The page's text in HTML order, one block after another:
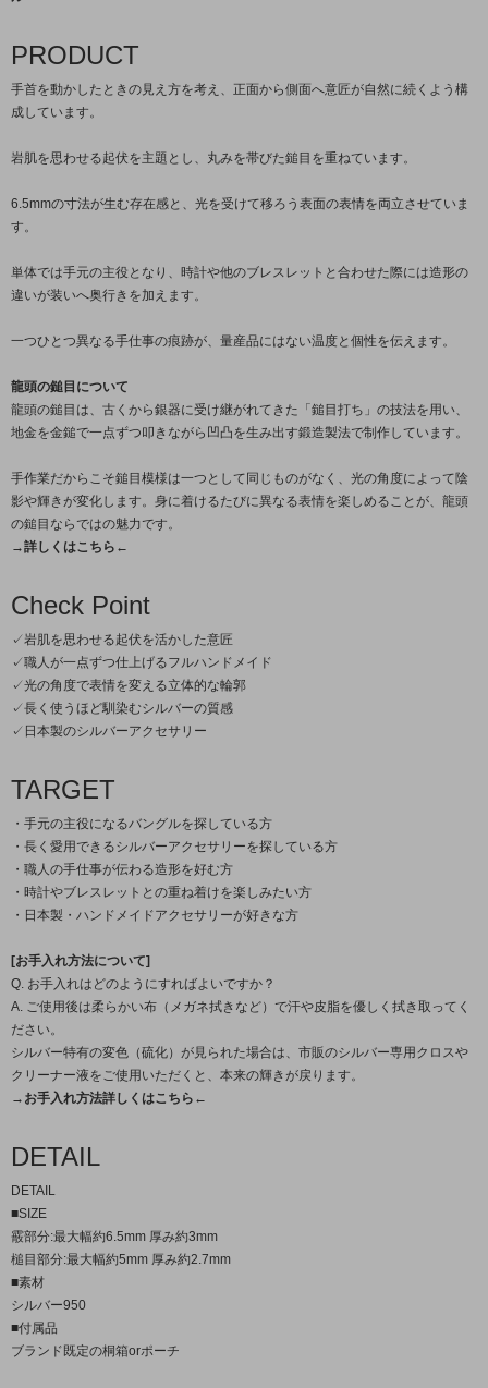
PRODUCT
手首を動かしたときの見え方を考え、正面から側面へ意匠が自然に続くよう構
成しています。
岩肌を思わせる起伏を主題とし、丸みを帯びた鎚目を重ねています。
6.5mmの寸法が生む存在感と、光を受けて移ろう表面の表情を両立させていま
す。
単体では手元の主役となり、時計や他のブレスレットと合わせた際には造形の
違いが装いへ奥行きを加えます。
一つひとつ異なる手仕事の痕跡が、量産品にはない温度と個性を伝えます。
龍頭の鎚目について
龍頭の鎚目は、古くから銀器に受け継がれてきた「鎚目打ち」の技法を用い、
地金を金鎚で一点ずつ叩きながら凹凸を生み出す鍛造製法で制作しています。
手作業だからこそ鎚目模様は一つとして同じものがなく、光の角度によって陰
影や輝きが変化します。身に着けるたびに異なる表情を楽しめることが、龍頭
の鎚目ならではの魅力です。
→詳しくはこちら←
Check Point
✓岩肌を思わせる起伏を活かした意匠
✓職人が一点ずつ仕上げるフルハンドメイド
✓光の角度で表情を変える立体的な輪郭
✓長く使うほど馴染むシルバーの質感
✓日本製のシルバーアクセサリー
TARGET
・手元の主役になるバングルを探している方
・長く愛用できるシルバーアクセサリーを探している方
・職人の手仕事が伝わる造形を好む方
・時計やブレスレットとの重ね着けを楽しみたい方
・日本製・ハンドメイドアクセサリーが好きな方
[お手入れ方法について]
Q. お手入れはどのようにすればよいですか？
A. ご使用後は柔らかい布（メガネ拭きなど）で汗や皮脂を優しく拭き取ってく
ださい。
シルバー特有の変色（硫化）が見られた場合は、市販のシルバー専用クロスや
クリーナー液をご使用いただくと、本来の輝きが戻ります。
→お手入れ方法詳しくはこちら←
DETAIL
DETAIL
■SIZE
霰部分:最大幅約6.5mm 厚み約3mm
槌目部分:最大幅約5mm 厚み約2.7mm
■素材
シルバー950
■付属品
ブランド既定の桐箱orポーチ